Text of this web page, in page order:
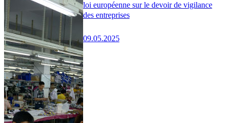
loi européenne sur le devoir de vigilance
des entreprises
09.05.2025